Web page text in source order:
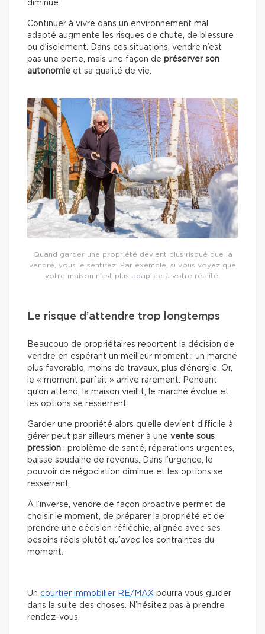
diminue.
Continuer à vivre dans un environnement mal
adapté augmente les risques de chute, de blessure
ou d’isolement. Dans ces situations, vendre n’est
pas une perte, mais une façon de préserver son
autonomie et sa qualité de vie.
Quand garder une propriété devient plus risqué que la
vendre, vous le sentirez! Par exemple, si vous voyez que
votre maison n’est plus adaptée à votre réalité.
Le risque d’attendre trop longtemps
Beaucoup de propriétaires reportent la décision de
vendre en espérant un meilleur moment : un marché
plus favorable, moins de travaux, plus d’énergie. Or,
le « moment parfait » arrive rarement. Pendant
qu’on attend, la maison vieillit, le marché évolue et
les options se resserrent.
Garder une propriété alors qu’elle devient difficile à
gérer peut par ailleurs mener à une vente sous
pression : problème de santé, réparations urgentes,
baisse soudaine de revenus. Dans l’urgence, le
pouvoir de négociation diminue et les options se
resserrent.
À l’inverse, vendre de façon proactive permet de
choisir le moment, de préparer la propriété et de
prendre une décision réfléchie, alignée avec ses
besoins réels plutôt qu’avec les contraintes du
moment.
Un courtier immobilier RE/MAX pourra vous guider
dans la suite des choses. N’hésitez pas à prendre
rendez-vous.